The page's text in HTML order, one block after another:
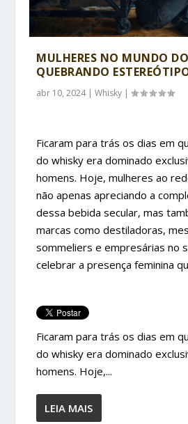
MULHERES NO MUNDO
QUEBRANDO
abr 10, 2024|Whisky |
Ficaram para trás os dias em
do whisky era dominado
homens. Hoje, mulheres ao
não apenas apreciando a
dessa bebida secular, mas
marcas como destiladoras,
sommeliers e empresárias no
celebrar a presença feminina
Ficaram para trás os dias em
do whisky era dominado
homens. Hoje,...
LEIA MAIS